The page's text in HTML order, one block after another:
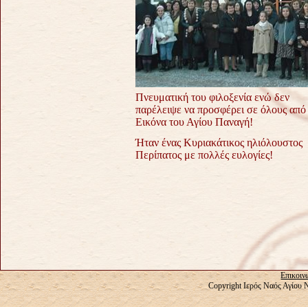
Πνευματική του φιλοξενία ενώ δεν
παρέλειψε να προσφέρει σε όλους από
Εικόνα του Αγίου Παναγή!
Ήταν ένας Κυριακάτικος ηλιόλουστος
Περίπατος με πολλές ευλογίες!
Copyright Ιερός Ναός Αγίου